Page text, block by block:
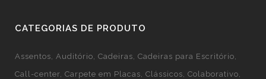
CATEGORIAS DE PRODUTO
Assentos Auditório Cadeiras Cadeiras para Escritório
Call-center Carpete em Placas Clássicos Colaborativo